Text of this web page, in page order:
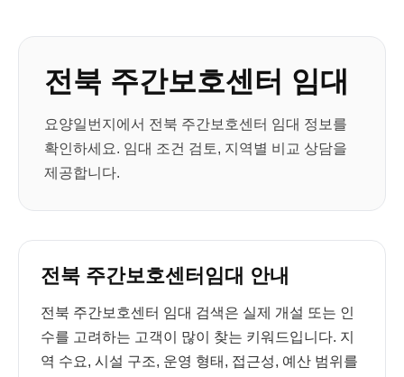
전북 주간보호센터 임대
요양일번지에서 전북 주간보호센터 임대 정보를
확인하세요. 임대 조건 검토, 지역별 비교 상담을
제공합니다.
전북 주간보호센터임대 안내
전북 주간보호센터 임대 검색은 실제 개설 또는 인
수를 고려하는 고객이 많이 찾는 키워드입니다. 지
역 수요, 시설 구조, 운영 형태, 접근성, 예산 범위를